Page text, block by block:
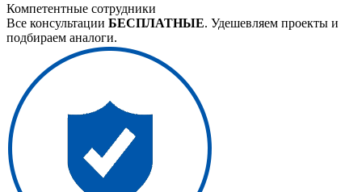
Компетентные сотрудники
Все консультации БЕСПЛАТНЫЕ. Удешевляем проекты и
подбираем аналоги.